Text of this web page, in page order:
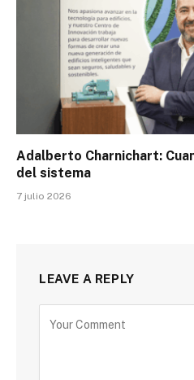
Adalberto Charnichart:
del sistema
7 julio 2026
LEAVE A REPLY